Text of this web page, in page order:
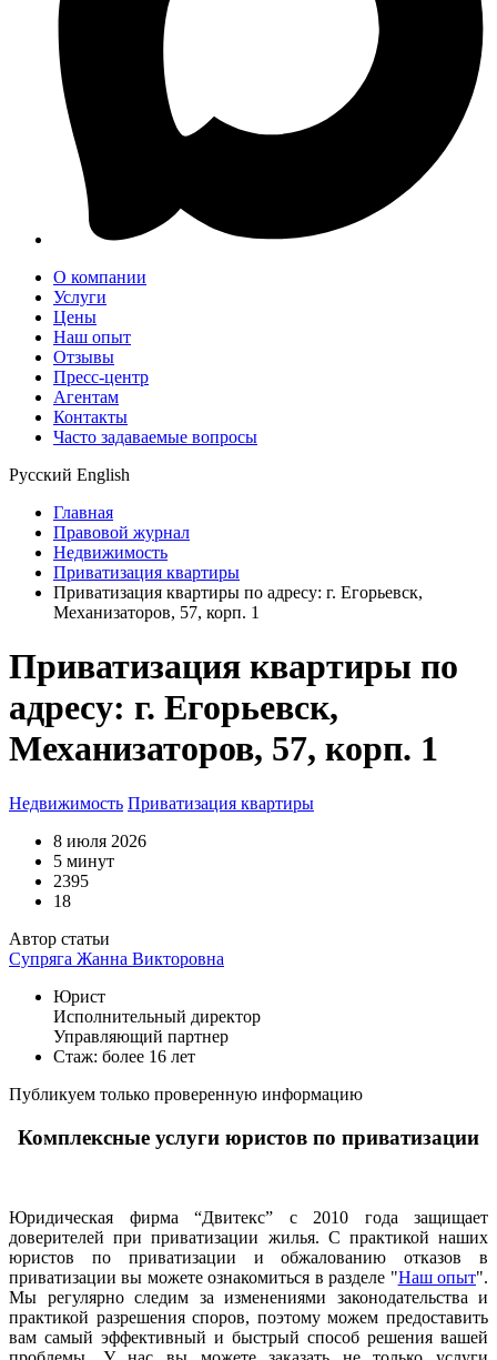
О компании
Услуги
Цены
Наш опыт
Отзывы
Пресс-центр
Агентам
Контакты
Часто задаваемые вопросы
Русский English
Главная
Правовой журнал
Недвижимость
Приватизация квартиры
Приватизация квартиры по адресу: г. Егорьевск,
Механизаторов, 57, корп. 1
Приватизация квартиры по
адресу: г. Егорьевск,
Механизаторов, 57, корп. 1
Недвижимость Приватизация квартиры
8 июля 2026
5 минут
2395
18
Автор статьи
Супряга Жанна Викторовна
Юрист
Исполнительный директор
Управляющий партнер
Стаж: более 16 лет
Публикуем только проверенную информацию
Комплексные услуги юристов по приватизации
Юридическая фирма “Двитекс” с 2010 года защищает
доверителей при приватизации жилья. С практикой наших
юристов по приватизации и обжалованию отказов в
приватизации вы можете ознакомиться в разделе "Наш опыт".
Мы регулярно следим за изменениями законодательства и
практикой разрешения споров, поэтому можем предоставить
вам самый эффективный и быстрый способ решения вашей